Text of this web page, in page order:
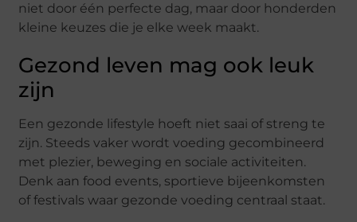
niet door één perfecte dag, maar door honderden
kleine keuzes die je elke week maakt.
Gezond leven mag ook leuk
zijn
Een gezonde lifestyle hoeft niet saai of streng te
zijn. Steeds vaker wordt voeding gecombineerd
met plezier, beweging en sociale activiteiten.
Denk aan food events, sportieve bijeenkomsten
of festivals waar gezonde voeding centraal staat.